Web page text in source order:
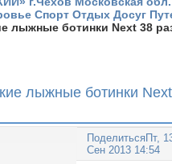
Спорт Отдых Досуг
лыжные ботинки Next 38
лыжные ботинки
Поделиться Пт,
Сен 2013 14:54